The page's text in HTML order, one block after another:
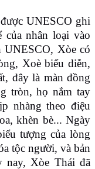
UNESCO ghi
nhân loại vào
UNESCO, Xòe có
Xoè biểu diễn,
đây là màn đồng
tròn, họ nắm tay
nhàng theo điệu
khèn bè... Ngày
tượng của lòng
tộc người, và bản
nay, Xòe Thái đã